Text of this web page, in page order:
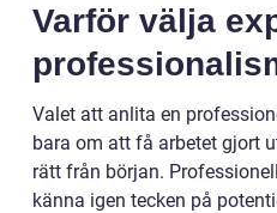
Varför välja
Valet att anlita en
bara om att få arbetet gjort
rätt från början.
känna igen tecken på